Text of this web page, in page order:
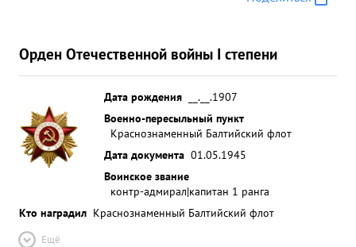
Орден Отечественной войны I степени
Дата рождения
__.__.1907
Военно-пересыльный пункт
Краснознаменный Балтийский флот
Дата документа 01.05.1945
Воинское звание
контр-адмирал|капитан 1 ранга
Кто наградил Краснознаменный Балтийский флот
Ещё